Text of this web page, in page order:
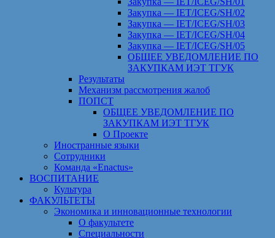
Закупка — IET/ICEG/SH/02
Закупка — IET/ICEG/SH/03
Закупка — IET/ICEG/SH/04
Закупка — IET/ICEG/SH/05
ОБЩЕЕ УВЕДОМЛЕНИЕ ПО
ЗАКУПКАМ ИЭТ ТГУК
Результаты
Механизм рассмотрения жалоб
ПОПСТ
ОБЩЕЕ УВЕДОМЛЕНИЕ ПО
ЗАКУПКАМ ИЭТ ТГУК
О Проекте
Иностранные языки
Сотрудники
Команда «Enactus»
ВОСПИТАНИЕ
Культура
ФАКУЛЬТЕТЫ
Экономика и инновационные технологии
О факультете
Специальности